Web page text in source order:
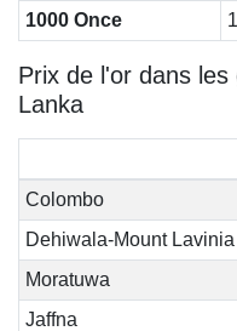
1000 Once
Prix de l'or dans
Lanka
Colombo
Dehiwala-Mount Lavinia
Moratuwa
Jaffna